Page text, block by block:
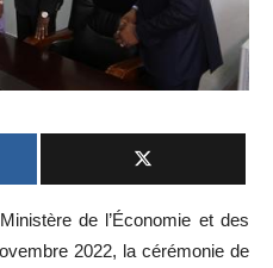
de l’Économie et des
2022, la cérémonie de